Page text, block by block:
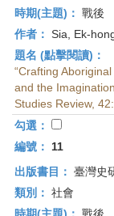
時期(主題)： 戰後
作者： Sia, Ek-
題名 (點擊閱讀)：
“Crafting
and the
Studies Review,
勾選：
編號：
11
出版書目： 臺灣史
類別： 社會